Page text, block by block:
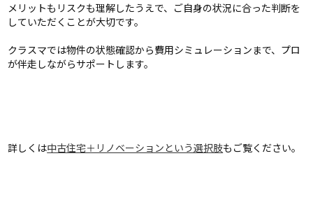
メリットもリスクも理解したうえで、ご自身の状況に合った判断を
していただくことが大切です。
クラスマでは物件の状態確認から費用シミュレーションまで、プロ
が伴走しながらサポートします。
詳しくは中古住宅＋リノベーションという選択肢もご覧ください。